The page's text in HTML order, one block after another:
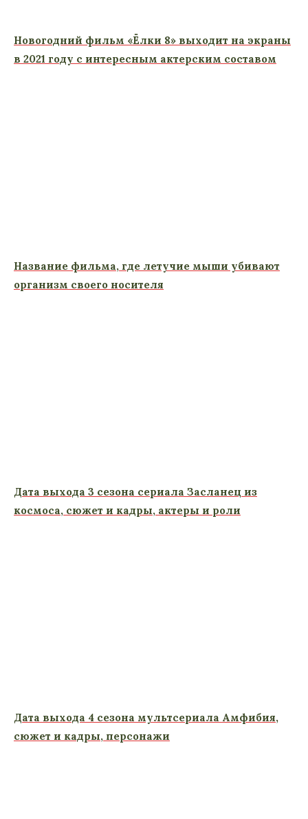
Новогодний фильм «Ёлки 8» выходит на экраны
в 2021 году с интересным актерским составом
Название фильма, где летучие мыши убивают
организм своего носителя
Дата выхода 3 сезона сериала Засланец из
космоса, сюжет и кадры, актеры и роли
Дата выхода 4 сезона мультсериала Амфибия,
сюжет и кадры, персонажи